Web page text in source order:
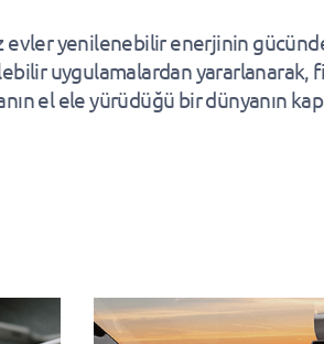
evler yenilenebilir enerjinin
uygulamalardan yararlanarak,
el ele yürüdüğü bir dünyanın